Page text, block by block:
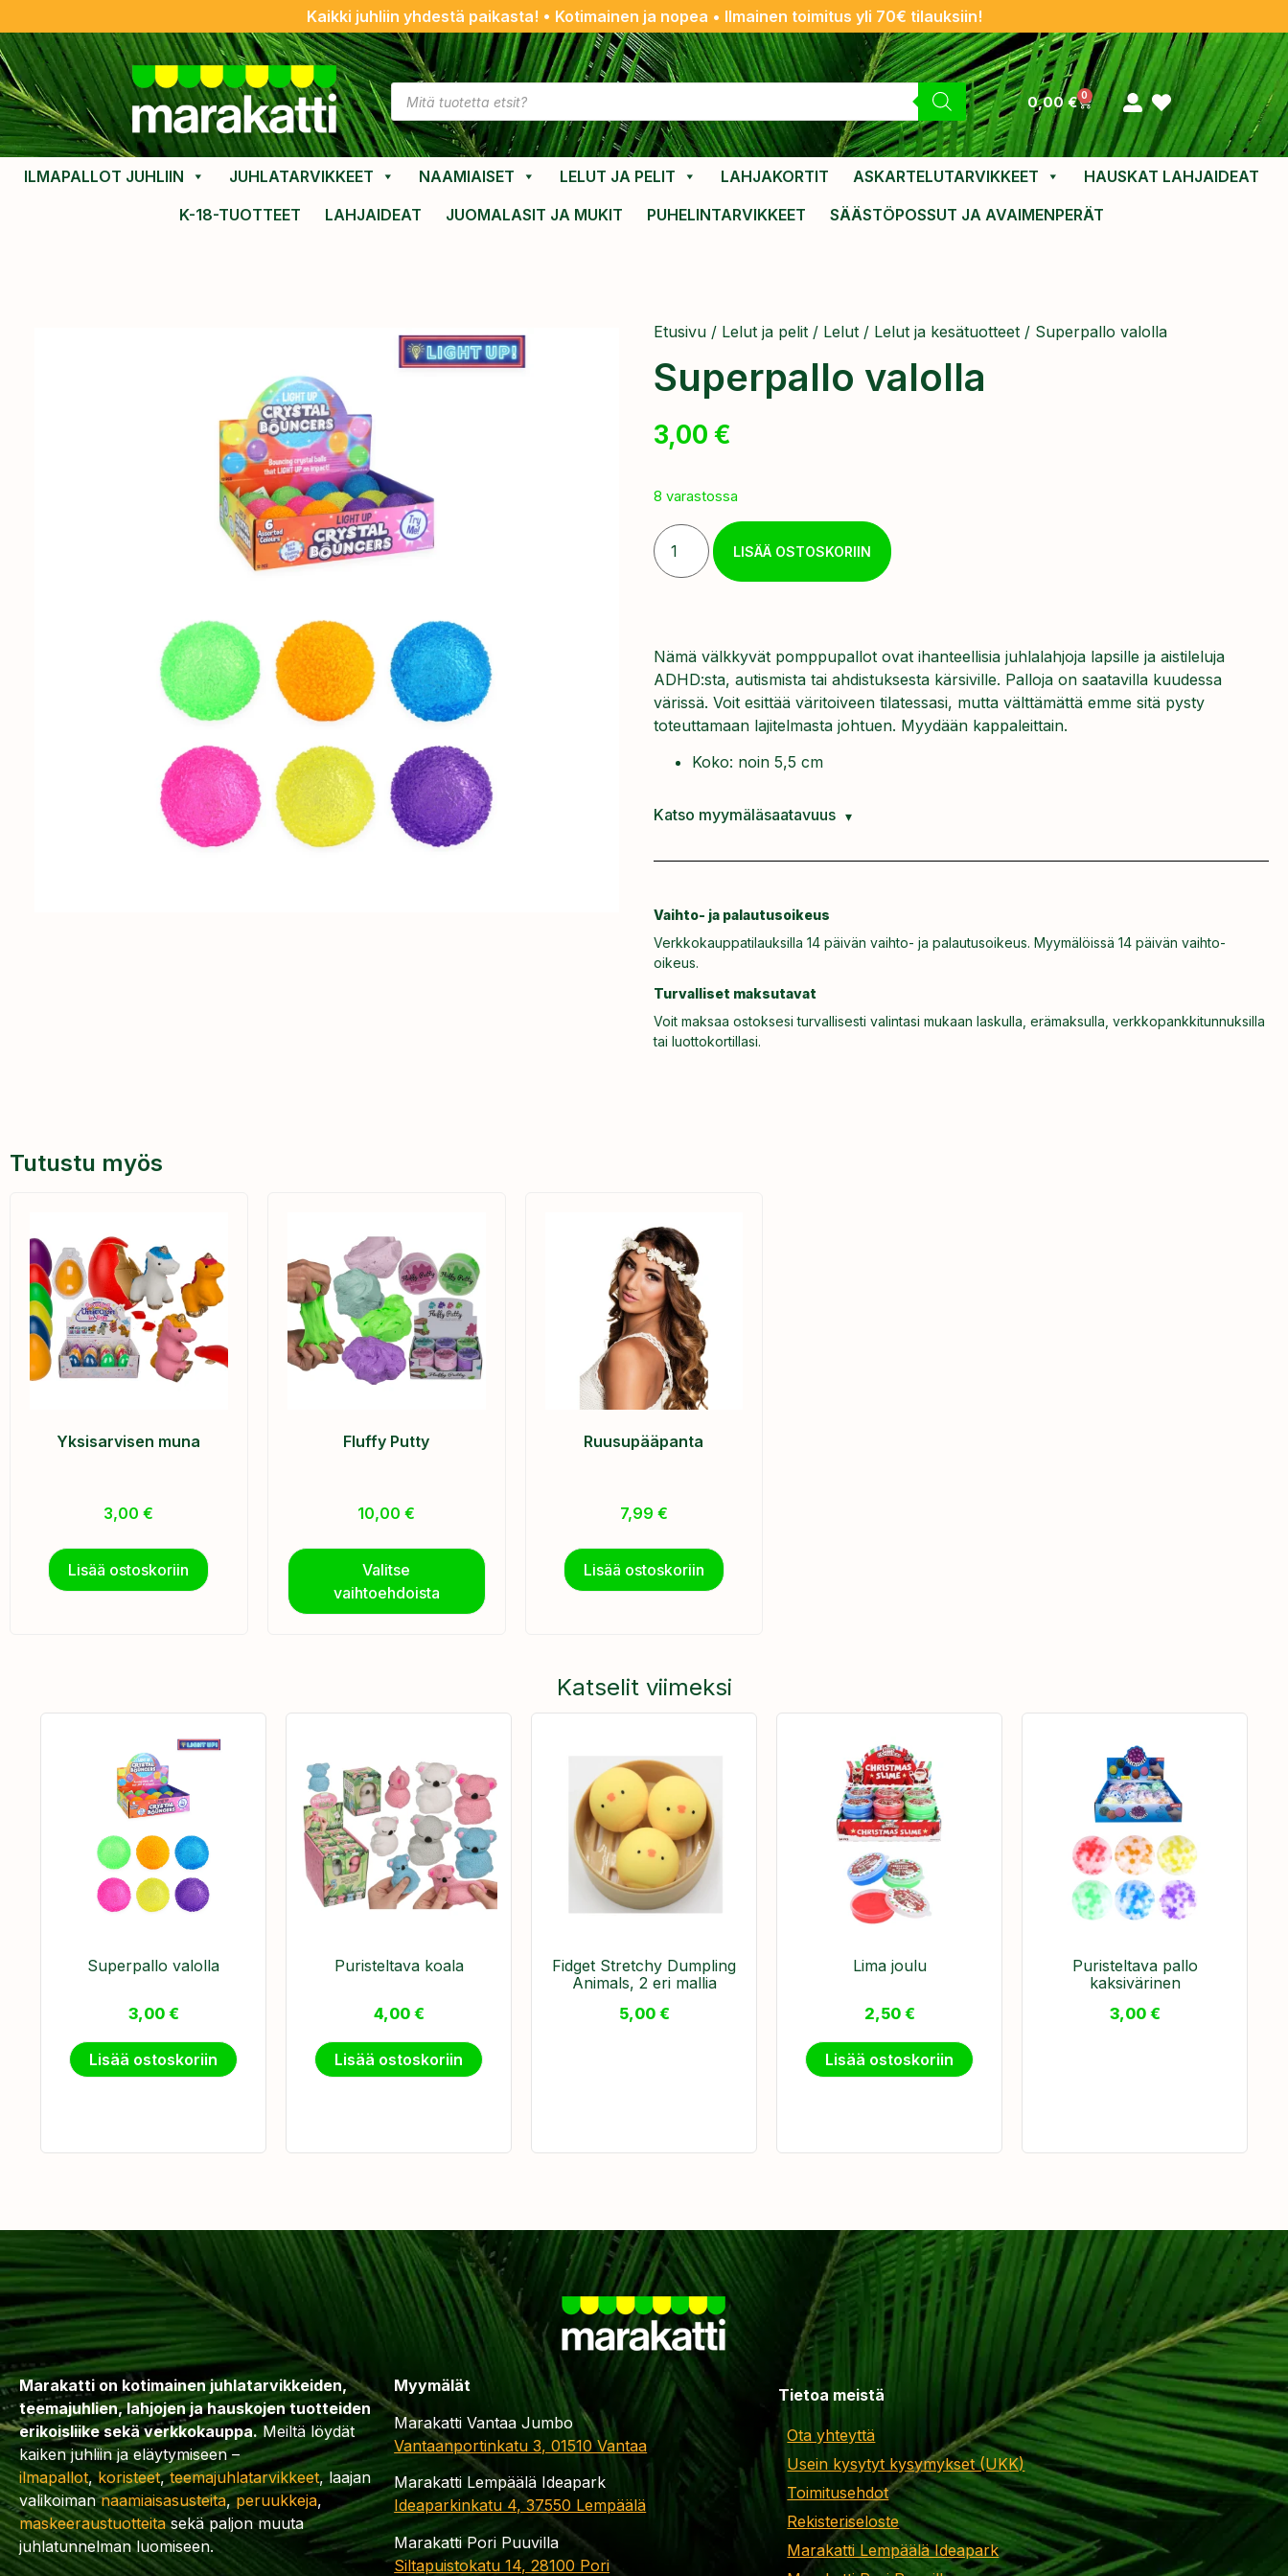
Kaikki juhliin yhdestä paikasta! • Kotimainen ja nopea • Ilmainen toimitus yli 70€ tilauksiin!
0,00€ 0
ILMAPALLOT JUHLIIN JUHLATARVIKKEET NAAMIAISET LELUT JA PELIT LAHJAKORTIT ASKARTELUTARVIKKEET
HAUSKAT LAHJAIDEAT
K-18-TUOTTEET
LAHJAIDEAT JUOMALASIT JA MUKIT PUHELINTARVIKKEET SÄÄSTÖPOSSUT JA AVAIMENPERÄT
Etusivu / Lelut ja pelit / Lelut / Lelut ja kesätuotteet / Superpallo valolla
Superpallo valolla
3,00 €
8 varastossa
LISÄÄ OSTOSKORIIN
Nämä välkkyvät pomppupallot ovat ihanteellisia juhlalahjoja lapsille ja aistileluja
ADHD:sta, autismista tai ahdistuksesta kärsiville. Palloja on saatavilla kuudessa
värissä. Voit esittää väritoiveen tilatessasi, mutta välttämättä emme sitä pysty
toteuttamaan lajitelmasta johtuen. Myydään kappaleittain.
Koko: noin 5,5 cm
Katso myymäläsaatavuus
Vaihto- ja palautusoikeus
Verkkokauppatilauksilla 14 päivän vaihto- ja palautusoikeus. Myymälöissä 14 päivän vaihto-
oikeus.
Turvalliset maksutavat
Voit maksaa ostoksesi turvallisesti valintasi mukaan laskulla, erämaksulla, verkkopankkitunnuksilla
tai luottokortillasi.
Tutustu myös
Yksisarvisen muna
3,00€
Lisää ostoskoriin
Fluffy Putty
10,00€
Valitse
vaihtoehdoista
Ruusupääpanta
7,99 €
Lisää ostoskoriin
Katselit viimeksi
Superpallo valolla
3,00 €
Lisää ostoskoriin
Puristeltava koala
4,00 €
Lisää ostoskoriin
Fidget Stretchy Dumpling
Animals, 2 eri mallia
5,00 €
Lima joulu
2,50 €
Lisää ostoskoriin
Puristeltava pallo
kaksivärinen
3,00 €
Marakatti on kotimainen juhlatarvikkeiden,
teemajuhlien, lahjojen ja hauskojen tuotteiden
erikoisliike sekä verkkokauppa.Meiltä löydät
kaiken juhliin ja eläytymiseen –
ilmapallot,koristeet,teemajuhlatarvikkeet, laajan
valikoimannaamiaisasusteita,peruukkeja,
maskeeraustuotteitasekä paljon muuta
juhlatunnelman luomiseen.
Myymälät
Marakatti Vantaa Jumbo
Vantaanportinkatu 3, 01510 Vantaa
Marakatti Lempäälä Ideapark
Ideaparkinkatu 4, 37550 Lempäälä
Marakatti Pori Puuvilla
Siltapuistokatu 14, 28100 Pori
Tietoa meistä
Ota yhteyttä
Usein kysytyt kysymykset (UKK)
Toimitusehdot
Rekisteriseloste
Marakatti Lempäälä Ideapark